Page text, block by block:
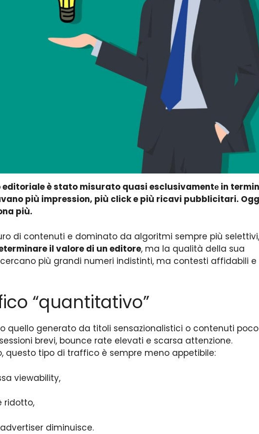
editoriale è stato misurato quasi esclusivamentе in
più impression, più click e più ricavi pubblicitari.
più.
di contenuti e dominato da algoritmi sempre più selettivi,
il valore di un editore, ma la qualità della sua
più grandi numeri indistinti, ma contesti affidabili e
“quantitativo”
quello generato da titoli sensazionalistici o contenuti poco
brevi, bounce rate elevati e scarsa attenzione.
questo tipo di traffico è sempre meno appetibile:
viewability,
ridotto,
diminuisce.